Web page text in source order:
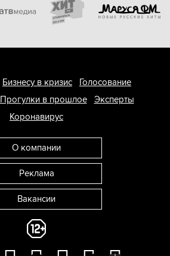
Бизнесу в кризис
Голосование
Прогулки в прошлое
Эксперты
Коронавирус
О компании
Реклама
Вакансии